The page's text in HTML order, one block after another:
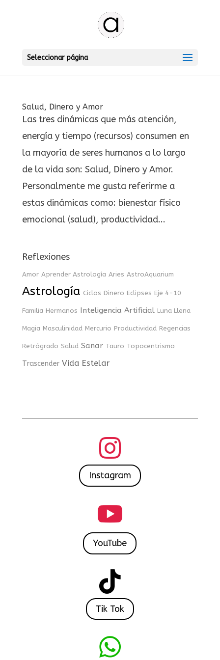
Seleccionar página
Salud, Dinero y Amor
Las tres dinámicas que más atención,
energía y tiempo (recursos) consumen en
la mayoría de seres humanos a lo largo
de la vida son: Salud, Dinero y Amor.
Personalmente me gusta referirme a
estas dinámicas como: bienestar físico
emocional (salud), productividad...
Reflexiones
Amor Aprender Astrología Aries AstroAquarium
Astrología Ciclos Dinero Eclipses Eje 4-10
Familia Hermanos Inteligencia Artificial Luna Llena
Magia Masculinidad Mercurio Productividad Regencias
Retrógrado Salud Sanar Tauro Topocentrismo
Trascender Vida Estelar

Instagram

YouTube

Tik Tok
